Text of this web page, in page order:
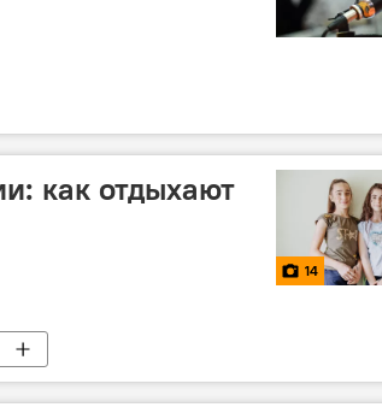
как отдыхают
14